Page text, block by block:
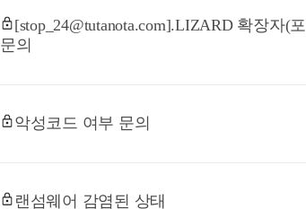
[stop_24@tutanota.com].LIZARD 확장자(
문의
악성코드 여부 문의
랜섬웨어 감염된 상태